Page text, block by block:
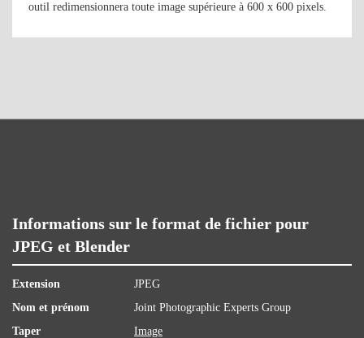
outil redimensionnera toute image supérieure à 600 x 600 pixels.
Informations sur le format de fichier pour
JPEG et Blender
Extension
JPEG
Nom et prénom
Joint Photographic Experts Group
Taper
Image